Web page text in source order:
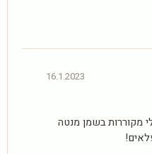
16.1.2023
מקוררות בשמן מנטה